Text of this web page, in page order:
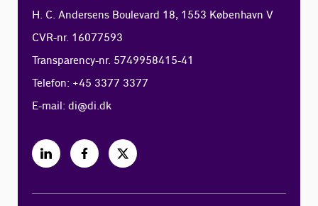
H. C. Andersens Boulevard 18, 1553 København V
CVR-nr. 16077593
Transparency-nr. 5749958415-41
Telefon: +45 3377 3377
E-mail:di@di.dk